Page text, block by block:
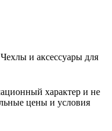
и аксессуары для
характер и не
цены и условия